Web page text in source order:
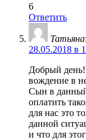
6
Ответить
Татьяна:
28.05.2018 в
Добрый
вождение в
Сын в
оплатить
для нас это
данной
и что для